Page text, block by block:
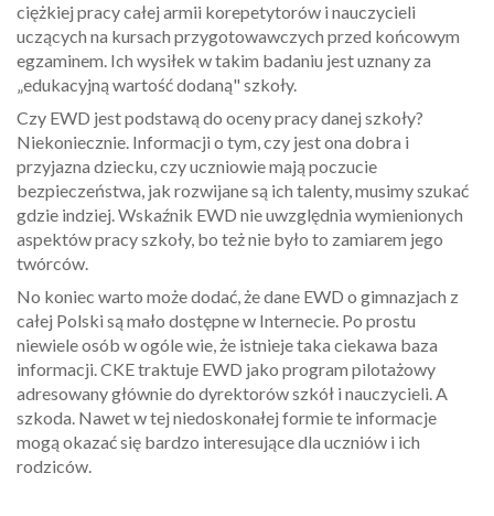
ciężkiej pracy całej armii korepetytorów i nauczycieli
uczących na kursach przygotowawczych przed końcowym
egzaminem. Ich wysiłek w takim badaniu jest uznany za
„edukacyjną wartość dodaną" szkoły.
Czy EWD jest podstawą do oceny pracy danej szkoły?
Niekoniecznie. Informacji o tym, czy jest ona dobra i
przyjazna dziecku, czy uczniowie mają poczucie
bezpieczeństwa, jak rozwijane są ich talenty, musimy szukać
gdzie indziej. Wskaźnik EWD nie uwzględnia wymienionych
aspektów pracy szkoły, bo też nie było to zamiarem jego
twórców.
No koniec warto może dodać, że dane EWD o gimnazjach z
całej Polski są mało dostępne w Internecie. Po prostu
niewiele osób w ogóle wie, że istnieje taka ciekawa baza
informacji. CKE traktuje EWD jako program pilotażowy
adresowany głównie do dyrektorów szkół i nauczycieli. A
szkoda. Nawet w tej niedoskonałej formie te informacje
mogą okazać się bardzo interesujące dla uczniów i ich
rodziców.